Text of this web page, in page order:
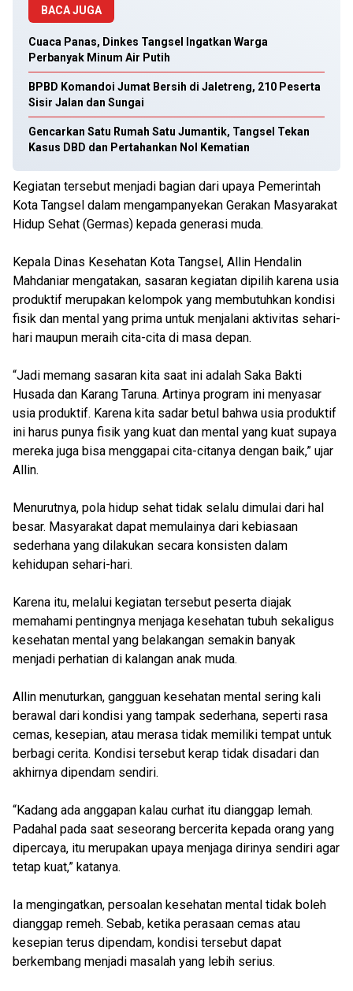
BACA JUGA
Cuaca Panas, Dinkes Tangsel Ingatkan Warga
Perbanyak Minum Air Putih
BPBD Komandoi Jumat Bersih di Jaletreng, 210 Peserta
Sisir Jalan dan Sungai
Gencarkan Satu Rumah Satu Jumantik, Tangsel Tekan
Kasus DBD dan Pertahankan Nol Kematian
Kegiatan tersebut menjadi bagian dari upaya Pemerintah
Kota Tangsel dalam mengampanyekan Gerakan Masyarakat
Hidup Sehat (Germas) kepada generasi muda.
Kepala Dinas Kesehatan Kota Tangsel, Allin Hendalin
Mahdaniar mengatakan, sasaran kegiatan dipilih karena usia
produktif merupakan kelompok yang membutuhkan kondisi
fisik dan mental yang prima untuk menjalani aktivitas sehari-
hari maupun meraih cita-cita di masa depan.
“Jadi memang sasaran kita saat ini adalah Saka Bakti
Husada dan Karang Taruna. Artinya program ini menyasar
usia produktif. Karena kita sadar betul bahwa usia produktif
ini harus punya fisik yang kuat dan mental yang kuat supaya
mereka juga bisa menggapai cita-citanya dengan baik,” ujar
Allin.
Menurutnya, pola hidup sehat tidak selalu dimulai dari hal
besar. Masyarakat dapat memulainya dari kebiasaan
sederhana yang dilakukan secara konsisten dalam
kehidupan sehari-hari.
Karena itu, melalui kegiatan tersebut peserta diajak
memahami pentingnya menjaga kesehatan tubuh sekaligus
kesehatan mental yang belakangan semakin banyak
menjadi perhatian di kalangan anak muda.
Allin menuturkan, gangguan kesehatan mental sering kali
berawal dari kondisi yang tampak sederhana, seperti rasa
cemas, kesepian, atau merasa tidak memiliki tempat untuk
berbagi cerita. Kondisi tersebut kerap tidak disadari dan
akhirnya dipendam sendiri.
“Kadang ada anggapan kalau curhat itu dianggap lemah.
Padahal pada saat seseorang bercerita kepada orang yang
dipercaya, itu merupakan upaya menjaga dirinya sendiri agar
tetap kuat,” katanya.
Ia mengingatkan, persoalan kesehatan mental tidak boleh
dianggap remeh. Sebab, ketika perasaan cemas atau
kesepian terus dipendam, kondisi tersebut dapat
berkembang menjadi masalah yang lebih serius.